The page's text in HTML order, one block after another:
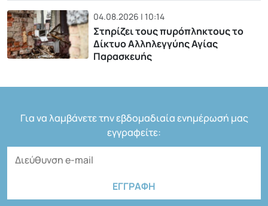
04.08.2026 | 10:14
Στηρίζει τους πυρόπληκτους το
Δίκτυο Αλληλεγγύης Αγίας
Παρασκευής
Για να λαμβάνετε την εβδομαδιαία ενημέρωσή μας
εγγραφείτε: